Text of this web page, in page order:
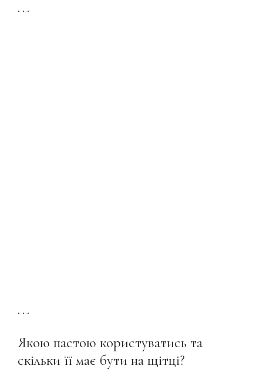
. . .
. . .
Якою пастою користуватись та
скільки її має бути на щітці?